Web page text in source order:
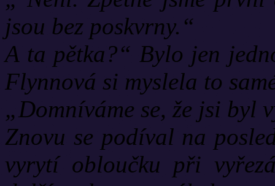
jsou bez poskvrny.“
A ta pětka?“ Bylo jen
Flynnová si myslela to
„Domníváme se, že jsi byl
Znovu se podíval na
vyrytí obloučku při